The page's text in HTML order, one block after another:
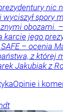
nic
spory
obozami.
karcie jego
– ocenia
z której
Jakubiak z
Opinie i